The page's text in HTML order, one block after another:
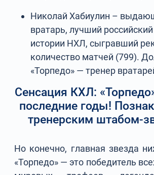
Николай Хабиулин –
вратарь, лучший
истории НХЛ, сыгравший
количество матчей (799).
«Торпедо» — тренер
Сенсация КХЛ:
последние годы!
тренерским штабом-
Но конечно, главная звезда
«Торпедо» — это победитель